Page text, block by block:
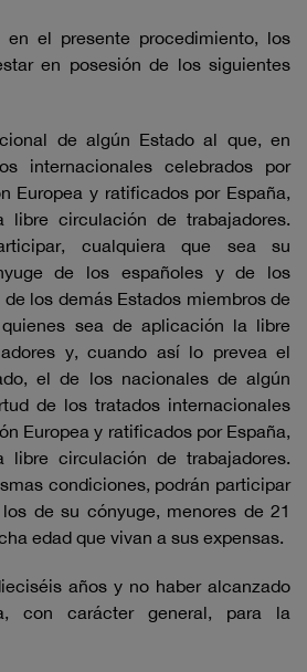
el presente procedimiento, los
en posesión de los siguientes
de algún Estado al que, en
internacionales celebrados por
Europea y ratificados por España,
circulación de trabajadores.
cualquiera que sea su
de los españoles y de los
los demás Estados miembros de
sea de aplicación la libre
y, cuando así lo prevea el
el de los nacionales de algún
de los tratados internacionales
Europea y ratificados por España,
circulación de trabajadores.
condiciones, podrán participar
de su cónyuge, menores de 21
edad que vivan a sus expensas.
años y no haber alcanzado
con carácter general, para la